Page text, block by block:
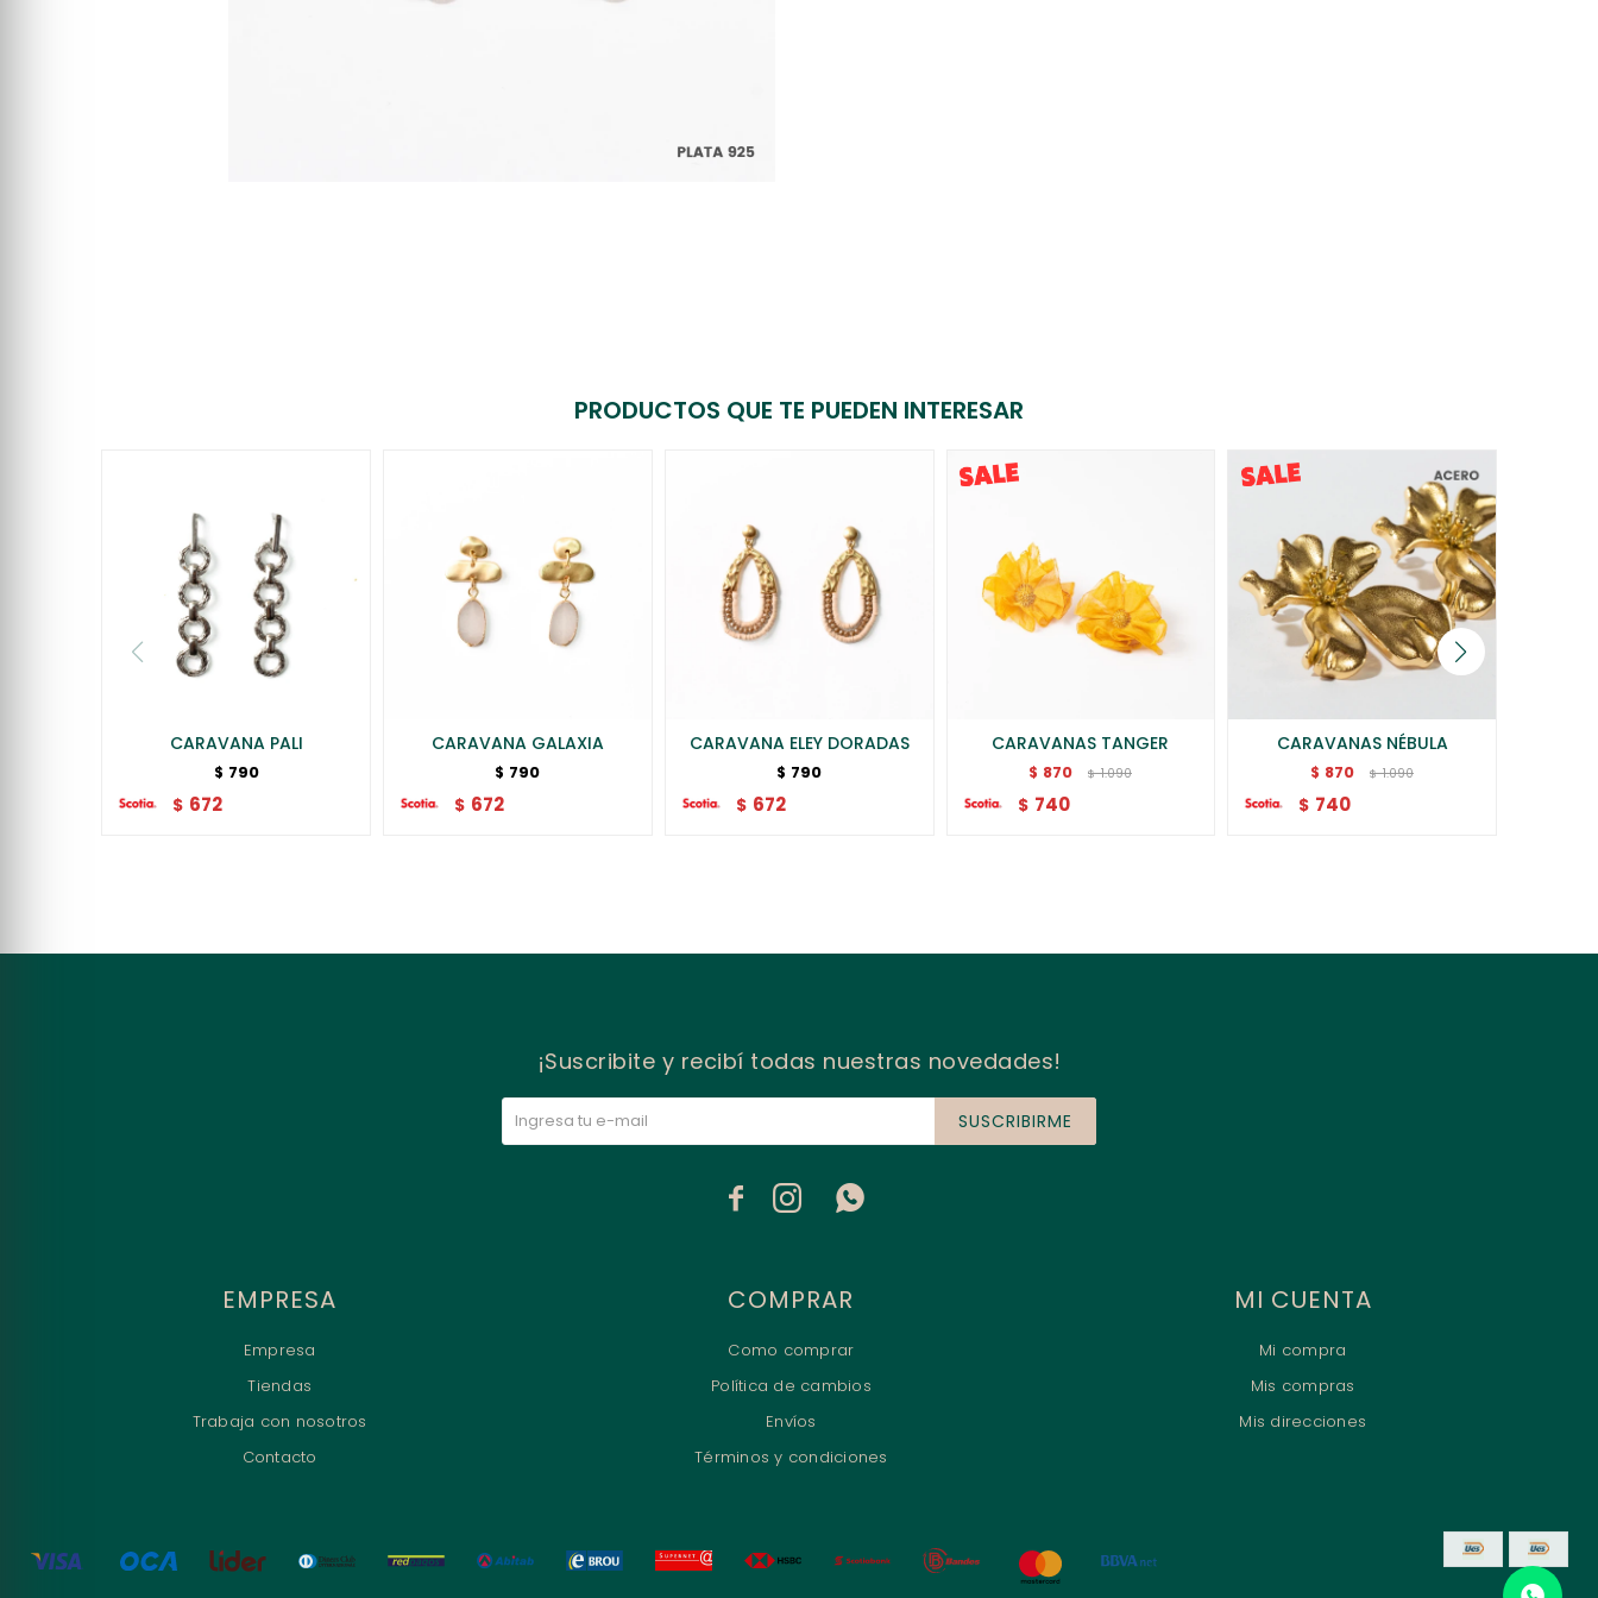
PRODUCTOS QUE TE PUEDEN INTERESAR
CARAVANA PALI
$ 790
$ 672
CARAVANA GALAXIA
$ 790
$ 672
CARAVANA ELEY DORADAS
$ 790
$ 672
CARAVANAS TANGER
$ 870 $ 1.090
$ 740
CARAVANAS NÉBULA
$ 870 $ 1.090
$ 740
EMPRESA
Empresa
Tiendas
Trabaja con nosotros
Contacto
COMPRAR
Como comprar
Política de cambios
Envíos
Términos y condiciones
MI CUENTA
Mi compra
Mis compras
Mis direcciones
¡Suscribite y recibí todas nuestras novedades!
SUSCRIBIRME
  